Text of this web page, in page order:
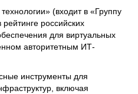
(входит в «Группу
российских
для виртуальных
авторитетным ИТ-
инструменты для
включая